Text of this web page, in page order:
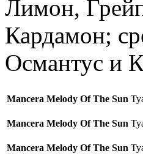
Лимон,
Кардамон;
Османтус и
Mancera Melody Of The Sun
Mancera Melody Of The Sun
Mancera Melody Of The Sun